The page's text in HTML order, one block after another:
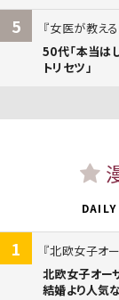
5
女医が教え
50代「本当は
トリセツ」
DAILY
1
北欧女子オー
北欧女子オー
結婚より人気